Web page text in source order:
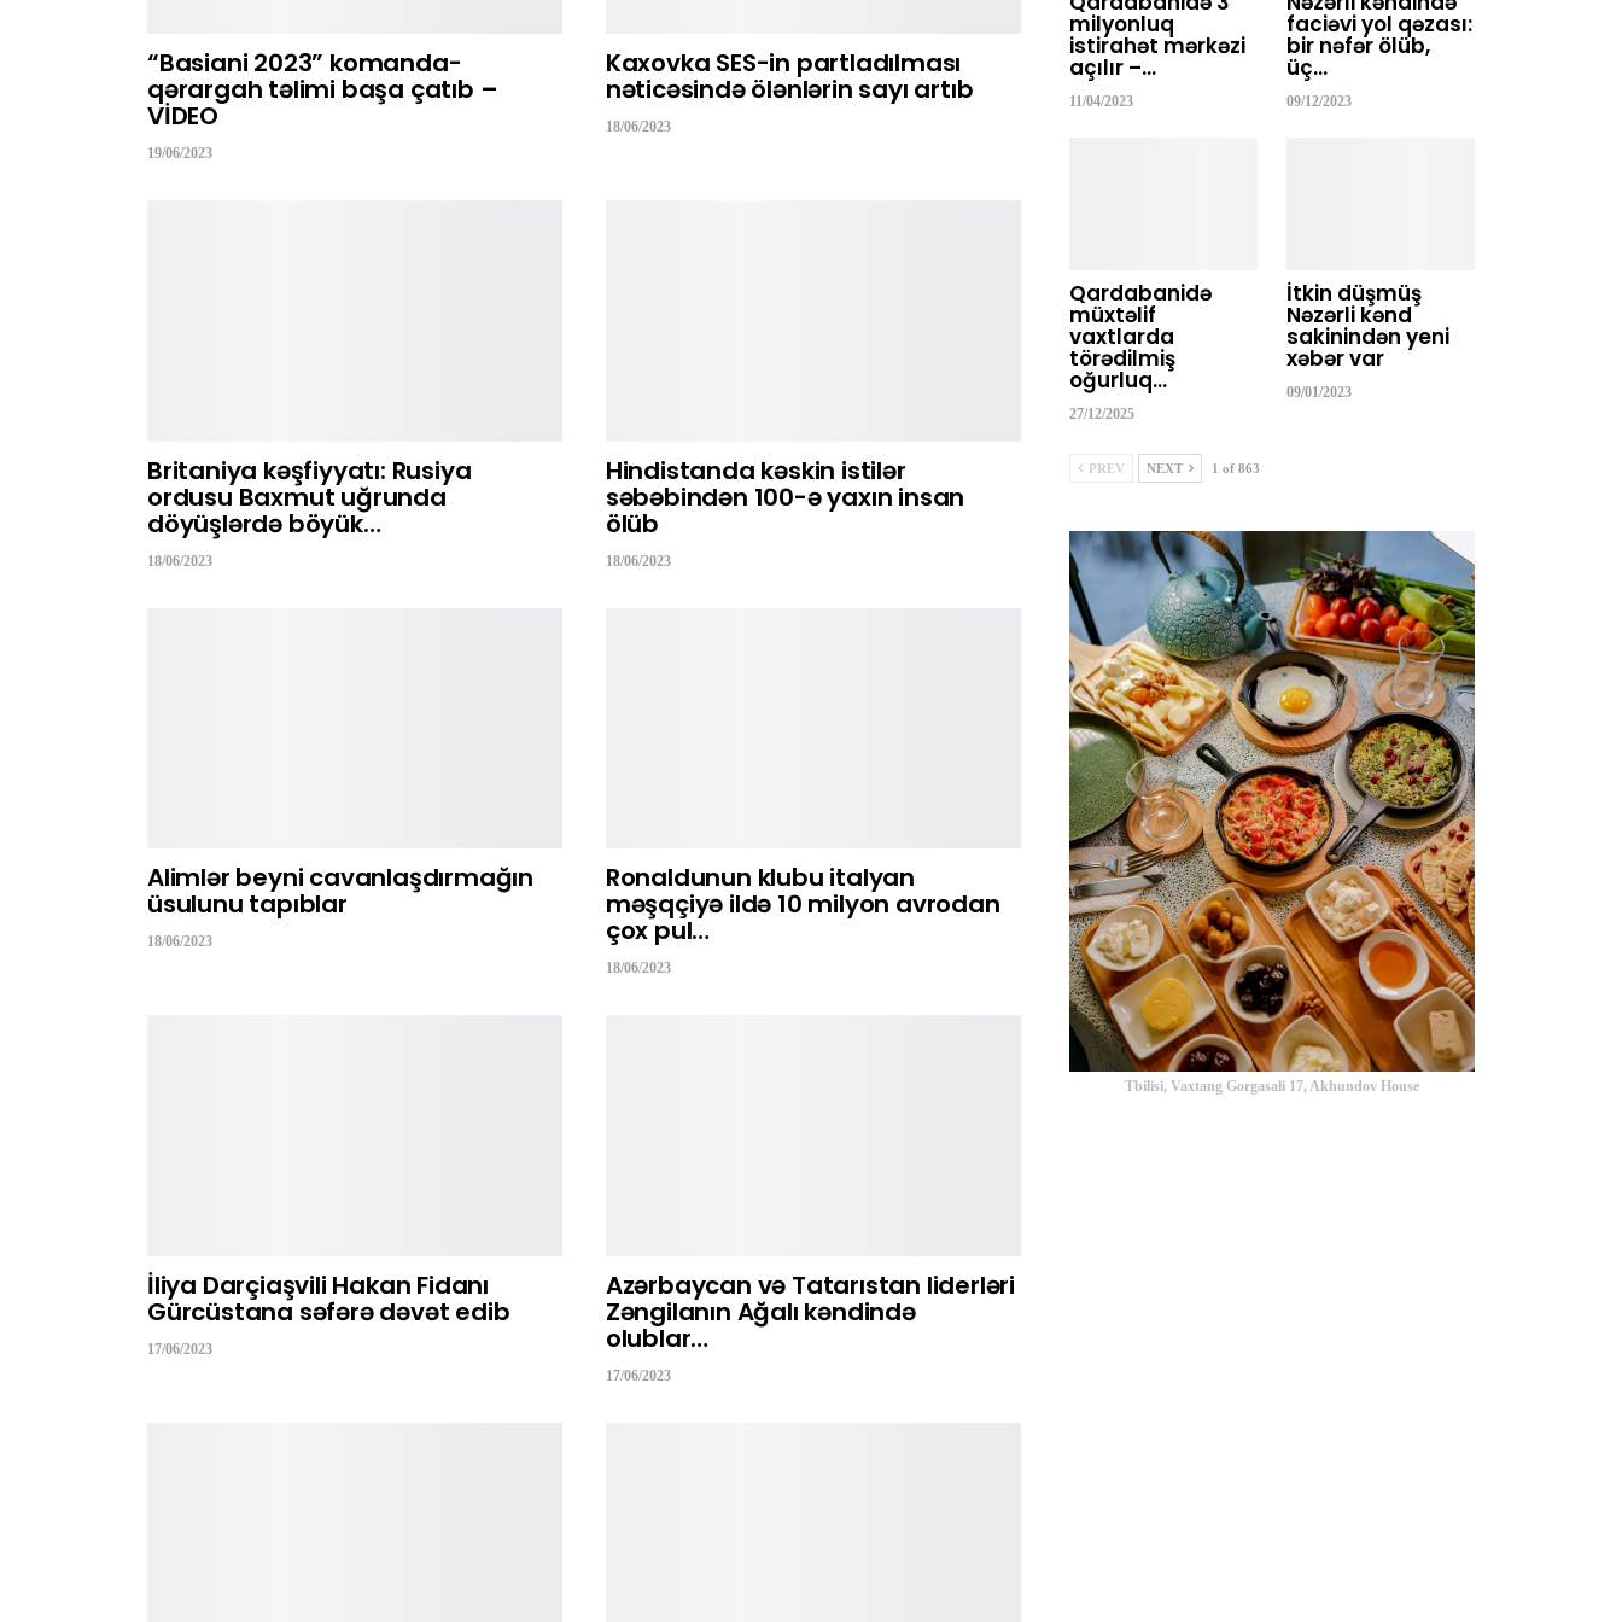
“Basiani 2023” komanda-
qərargah təlimi başa çatıb –
VİDEO
19/06/2023
Kaxovka SES-in partladılması
nəticəsində ölənlərin sayı artıb
18/06/2023
Britaniya kəşfiyyatı: Rusiya
ordusu Baxmut uğrunda
döyüşlərdə böyük…
18/06/2023
Hindistanda kəskin istilər
səbəbindən 100-ə yaxın insan
ölüb
18/06/2023
Alimlər beyni cavanlaşdırmağın
üsulunu tapıblar
18/06/2023
Ronaldunun klubu italyan
məşqçiyə ildə 10 milyon avrodan
çox pul…
18/06/2023
İliya Darçiaşvili Hakan Fidanı
Gürcüstana səfərə dəvət edib
17/06/2023
Azərbaycan və Tatarıstan liderləri
Zəngilanın Ağalı kəndində
olublar…
17/06/2023
milyonluq
istirahət mərkəzi
açılır –…
11/04/2023
faciəvi yol qəzası:
bir nəfər ölüb,
üç…
09/12/2023
Qardabanidə
müxtəlif
vaxtlarda
törədilmiş
oğurluq…
27/12/2025
İtkin düşmüş
Nəzərli kənd
sakinindən yeni
xəbər var
09/01/2023
PREV NEXT 1 of 863
Tbilisi, Vaxtang Gorgasali 17, Akhundov House